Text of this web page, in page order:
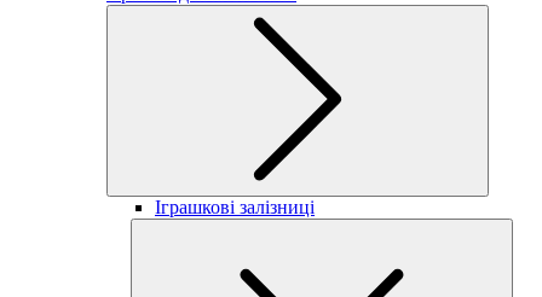
Іграшкові залізниці